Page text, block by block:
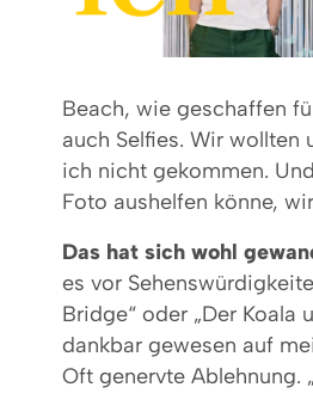
Beach, wie geschaffen
auch Selfies. Wir wollten
ich nicht gekommen.
Foto aushelfen könne,
Das hat sich wohl
es vor
Bridge“ oder „Der Koala
dankbar gewesen auf
Oft genervte Ablehnung.